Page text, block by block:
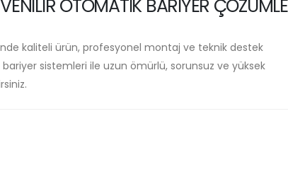
OTOMATIK BARIYER
kaliteli ürün, profesyonel montaj ve teknik destek
sistemleri ile uzun ömürlü, sorunsuz ve yüksek